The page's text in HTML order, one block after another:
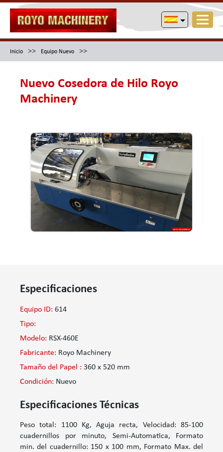
Inicio >> Equipo Nuevo >>
Nuevo Cosedora de Hilo Royo
Machinery
Especificaciones
Equipo ID: 614
Tipo:
Modelo: RSX-460E
Fabricante: Royo Machinery
Tamaño del Papel : 360 x 520 mm
Condición: Nuevo
Especificaciones Técnicas
Peso total: 1100 Kg, Aguja recta, Velocidad: 85-100
cuadernillos por minuto, Semi-Automatica, Formato
min. del cuadernillo: 150 x 100 mm, Formato Max. del